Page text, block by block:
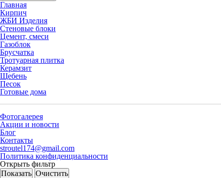
Главная
Кирпич
ЖБИ Изделия
Стеновые блоки
Цемент, смеси
Газоблок
Брусчатка
Тротуарная плитка
Керамзит
Щебень
Песок
Готовые дома
Фотогалерея
Акции и новости
Блог
Контакты
stroutel174@gmail.com
Политика конфиденциальности
Открыть фильтр